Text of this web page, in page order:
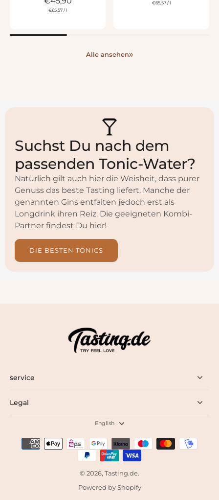
€65,57/l
€65,57/l
Alle ansehen
Suchst Du nach dem
passenden Tonic-Water?
Natürlich gilt auch hier die Weisheit, dass purer
Genuss das beste Tasting liefert. Manche der
genannten Gins entfalten jedoch erst als
Longdrink ihren Reiz. Die geeigneten Kombi-
Partner findest Du hier!
DIE BESTEN TONICS
service
Legal
English
© 2026, Tasting.de.
Powered by Shopify